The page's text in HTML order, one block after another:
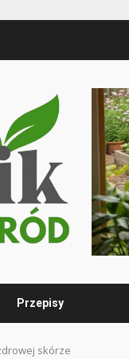
Przepisy
skórze